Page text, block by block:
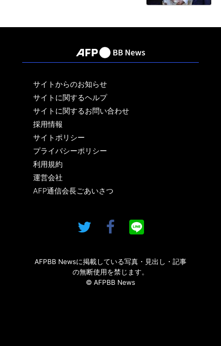
サイトからのお知らせ
サイトに関するヘルプ
サイトに関するお問い合わせ
採用情報
サイトポリシー
プライバシーポリシー
利用規約
運営会社
AFP通信会長ごあいさつ
AFPBB Newsに掲載している写真・見出し・記事
の無断使用を禁じます。
© AFPBB News